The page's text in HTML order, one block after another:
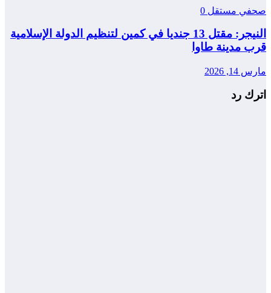
صحفي مستقل 0
النيجر: مقتل 13 جنديا في كمين لتنظيم الدولة الإسلامية
قرب مدينة طاوا
مارس 14, 2026
اترك رد